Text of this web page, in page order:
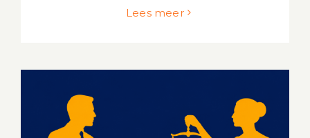
Lees meer